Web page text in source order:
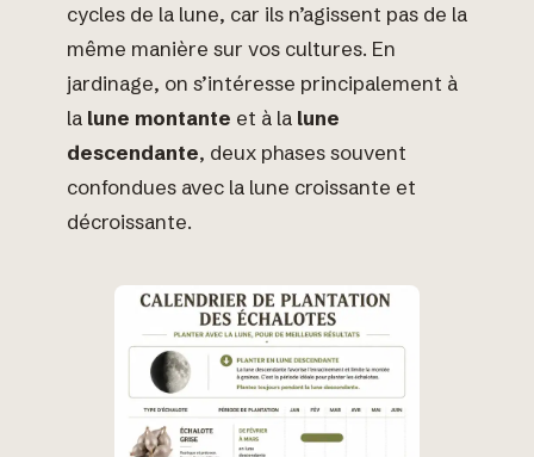
cycles de la lune, car ils n’agissent pas de la
même manière sur vos cultures. En
jardinage, on s’intéresse principalement à
la lune montante et à la lune
descendante, deux phases souvent
confondues avec la lune croissante et
décroissante.